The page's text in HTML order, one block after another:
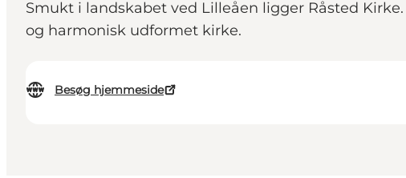
Smukt i landskabet ved Lilleåen ligger Råsted
og harmonisk udformet kirke.
Besøg hjemmeside